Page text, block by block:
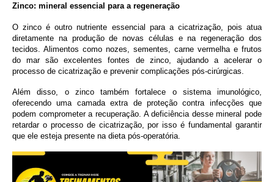
Zinco: mineral essencial para a regeneração
O zinco é outro nutriente essencial para a cicatrização, pois atua
diretamente na produção de novas células e na regeneração dos
tecidos. Alimentos como nozes, sementes, carne vermelha e frutos
do mar são excelentes fontes de zinco, ajudando a acelerar o
processo de cicatrização e prevenir complicações pós-cirúrgicas.
Além disso, o zinco também fortalece o sistema imunológico,
oferecendo uma camada extra de proteção contra infecções que
podem comprometer a recuperação. A deficiência desse mineral pode
retardar o processo de cicatrização, por isso é fundamental garantir
que ele esteja presente na dieta pós-operatória.